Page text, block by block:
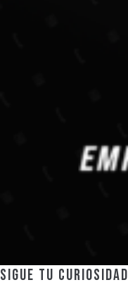
Sigue tu curiosidad